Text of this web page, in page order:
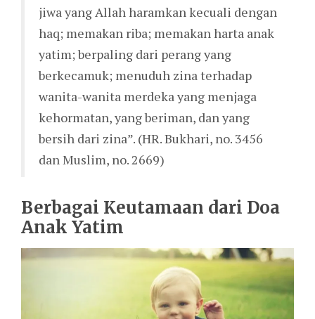
jiwa yang Allah haramkan kecuali dengan
haq; memakan riba; memakan harta anak
yatim; berpaling dari perang yang
berkecamuk; menuduh zina terhadap
wanita-wanita merdeka yang menjaga
kehormatan, yang beriman, dan yang
bersih dari zina”. (HR. Bukhari, no. 3456
dan Muslim, no. 2669)
Berbagai Keutamaan dari Doa
Anak Yatim